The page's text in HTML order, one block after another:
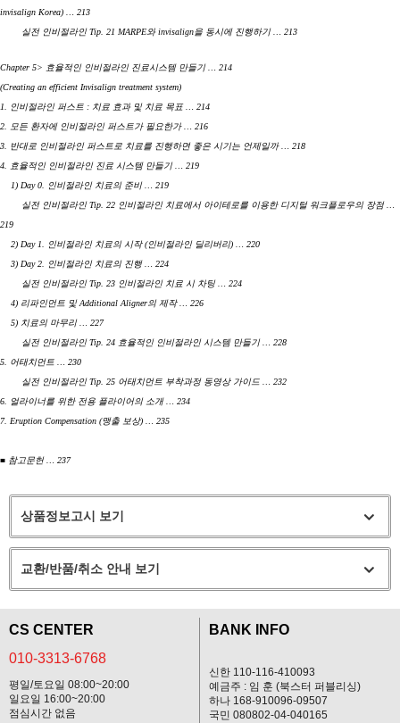
invisalign Korea) … 213
실전 인비절라인 Tip. 21 MARPE와 invisalign을 동시에 진행하기 … 213
Chapter 5> 효율적인 인비절라인 진료시스템 만들기 … 214
(Creating an efficient Invisalign treatment system)
1. 인비절라인 퍼스트 : 치료 효과 및 치료 목표 … 214
2. 모든 환자에 인비절라인 퍼스트가 필요한가 … 216
3. 반대로 인비절라인 퍼스트로 치료를 진행하면 좋은 시기는 언제일까 … 218
4. 효율적인 인비절라인 진료 시스템 만들기 … 219
1) Day 0. 인비절라인 치료의 준비 … 219
실전 인비절라인 Tip. 22 인비절라인 치료에서 아이테로를 이용한 디지털 워크플로우의 장점 …
219
2) Day 1. 인비절라인 치료의 시작 (인비절라인 딜리버리) … 220
3) Day 2. 인비절라인 치료의 진행 … 224
실전 인비절라인 Tip. 23 인비절라인 치료 시 차팅 … 224
4) 리파인먼트 및 Additional Aligner의 제작 … 226
5) 치료의 마무리 … 227
실전 인비절라인 Tip. 24 효율적인 인비절라인 시스템 만들기 … 228
5. 어태치먼트 … 230
실전 인비절라인 Tip. 25 어태치먼트 부착과정 동영상 가이드 … 232
6. 얼라이너를 위한 전용 플라이어의 소개 … 234
7. Eruption Compensation (맹출 보상) … 235
■ 참고문헌 … 237
상품정보고시 보기
교환/반품/취소 안내 보기
CS CENTER
010-3313-6768
평일/토요일 08:00~20:00
일요일 16:00~20:00
점심시간 없음
BANK INFO
신한 110-116-410093
예금주 : 임 훈 (북스터 퍼블리싱)
하나 168-910096-09507
국민 080802-04-040165